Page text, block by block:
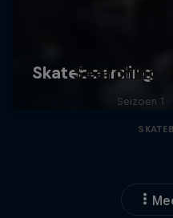
Searching
Seizoen 1